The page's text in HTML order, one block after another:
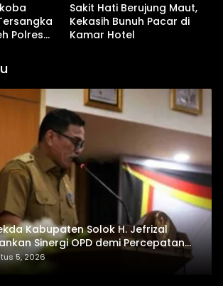
Polres
Sakit Hati Berujung Maut,
Kekasih Bunuh Pacar di
Kamar Hotel
Kabupaten Solok H. Jefrizal
Sinergi OPD demi Percepatan
Daerah
5, 2026